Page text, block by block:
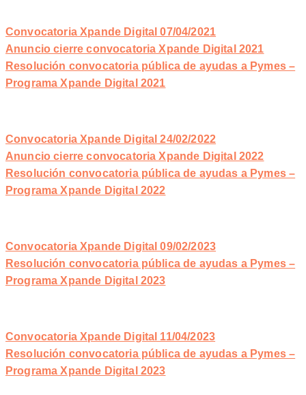
Convocatoria Xpande Digital 07/04/2021
Anuncio cierre convocatoria Xpande Digital 2021
Resolución convocatoria pública de ayudas a Pymes –
Programa Xpande Digital 2021
Convocatoria Xpande Digital 24/02/2022
Anuncio cierre convocatoria Xpande Digital 2022
Resolución convocatoria pública de ayudas a Pymes –
Programa Xpande Digital 2022
Convocatoria Xpande Digital 09/02/2023
Resolución convocatoria pública de ayudas a Pymes –
Programa Xpande Digital 2023
Convocatoria Xpande Digital 11/04/2023
Resolución convocatoria pública de ayudas a Pymes –
Programa Xpande Digital 2023